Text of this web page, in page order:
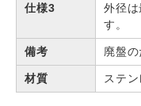
仕様3
外径
す。
備考 廃盤
材質 ステン